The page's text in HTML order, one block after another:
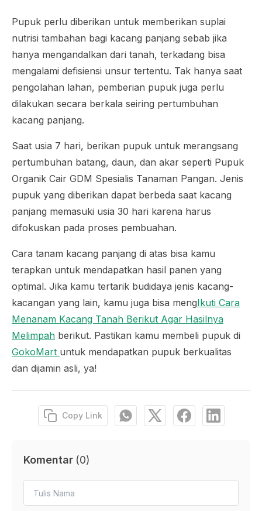
Pupuk perlu diberikan untuk memberikan suplai
nutrisi tambahan bagi kacang panjang sebab jika
hanya mengandalkan dari tanah, terkadang bisa
mengalami defisiensi unsur tertentu. Tak hanya saat
pengolahan lahan, pemberian pupuk juga perlu
dilakukan secara berkala seiring pertumbuhan
kacang panjang.
Saat usia 7 hari, berikan pupuk untuk merangsang
pertumbuhan batang, daun, dan akar seperti Pupuk
Organik Cair GDM Spesialis Tanaman Pangan. Jenis
pupuk yang diberikan dapat berbeda saat kacang
panjang memasuki usia 30 hari karena harus
difokuskan pada proses pembuahan.
Cara tanam kacang panjang di atas bisa kamu
terapkan untuk mendapatkan hasil panen yang
optimal. Jika kamu tertarik budidaya jenis kacang-
kacangan yang lain, kamu juga bisa mengIkuti Cara
Menanam Kacang Tanah Berikut Agar Hasilnya
Melimpah berikut. Pastikan kamu membeli pupuk di
GokoMart untuk mendapatkan pupuk berkualitas
dan dijamin asli, ya!
Copy Link
Komentar (0)